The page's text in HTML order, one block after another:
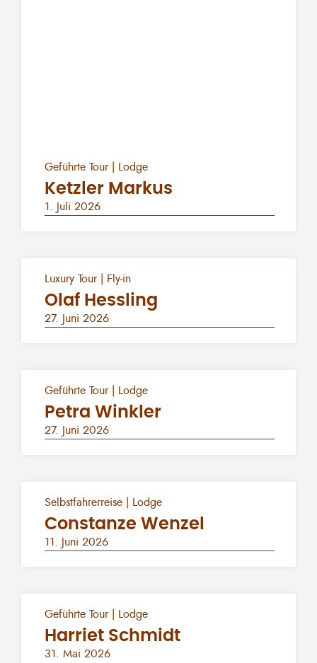
Geführte Tour | Lodge
Ketzler Markus
1. Juli 2026
Luxury Tour | Fly-in
Olaf Hessling
27. Juni 2026
Geführte Tour | Lodge
Petra Winkler
27. Juni 2026
Selbstfahrerreise | Lodge
Constanze Wenzel
11. Juni 2026
Geführte Tour | Lodge
Harriet Schmidt
31. Mai 2026